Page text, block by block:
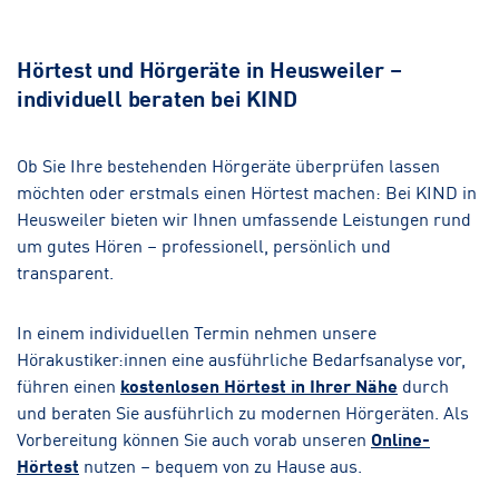
Hörtest und Hörgeräte in Heusweiler –
individuell beraten bei KIND
Ob Sie Ihre bestehenden Hörgeräte überprüfen lassen
möchten oder erstmals einen Hörtest machen: Bei KIND in
Heusweiler bieten wir Ihnen umfassende Leistungen rund
um gutes Hören – professionell, persönlich und
transparent.
In einem individuellen Termin nehmen unsere
Hörakustiker:innen eine ausführliche Bedarfsanalyse vor,
führen einen kostenlosen Hörtest in Ihrer Nähe durch
und beraten Sie ausführlich zu modernen Hörgeräten. Als
Vorbereitung können Sie auch vorab unseren Online-
Hörtest nutzen – bequem von zu Hause aus.